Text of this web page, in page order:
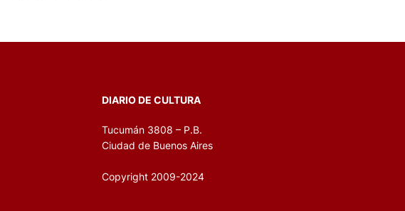
DIARIO DE CULTURA
Tucumán 3808 – P.B.
Ciudad de Buenos Aires
Copyright 2009-2024